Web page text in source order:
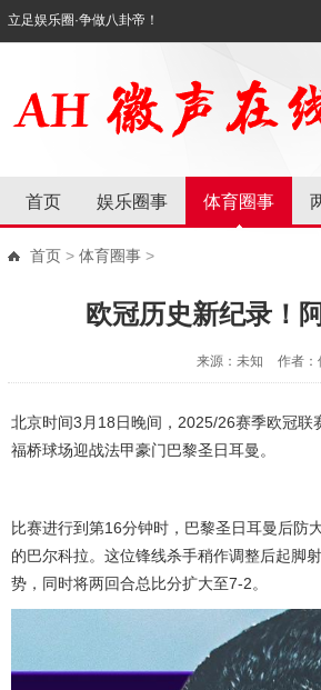
立足娱乐圈·争做八卦帝！
首页 娱乐圈事 体育圈事
首页 > 体育圈事 >
欧冠历史新纪录！
来源：未知 作者：
北京时间3月18日晚间，2025/26赛季欧冠联
福桥球场迎战法甲豪门巴黎圣日耳曼。
比赛进行到第16分钟时，巴黎圣日耳曼后防
的巴尔科拉。这位锋线杀手稍作调整后起脚
势，同时将两回合总比分扩大至7-2。